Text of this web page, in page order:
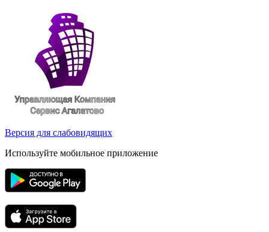
Версия для слабовидящих
Используйте мобильное приложение